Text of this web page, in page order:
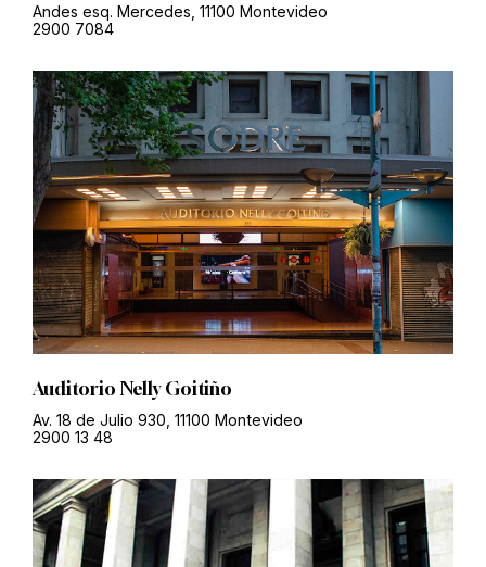
Andes esq. Mercedes, 11100 Montevideo
2900 7084
Auditorio Nelly Goitiño
Av. 18 de Julio 930, 11100 Montevideo
2900 13 48